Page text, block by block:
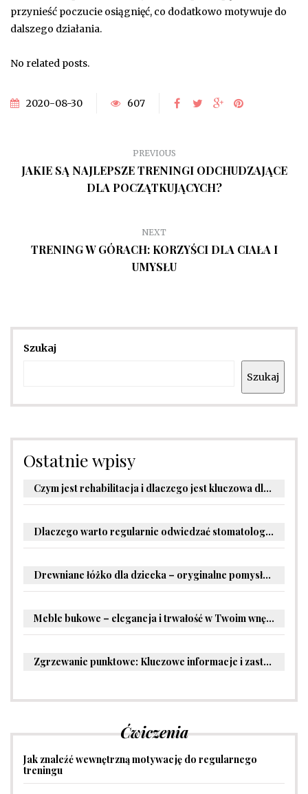
przynieść poczucie osiągnięć, co dodatkowo motywuje do
dalszego działania.
No related posts.
2020-08-30 607
PREVIOUS
JAKIE SĄ NAJLEPSZE TRENINGI ODCHUDZAJĄCE
DLA POCZĄTKUJĄCYCH?
NEXT
TRENING W GÓRACH: KORZYŚCI DLA CIAŁA I
UMYSŁU
Szukaj
Szukaj
Ostatnie wpisy
Czym jest rehabilitacja i dlaczego jest kluczowa dla powrotu do zdrowia?
Dlaczego warto regularnie odwiedzać stomatologa?
Drewniane łóżko dla dziecka – oryginalne pomysły na aranżację pokoju malucha
Meble bukowe – elegancja i trwałość w Twoim wnętrzu
Zgrzewanie punktowe: Kluczowe informacje i zastosowania w przemyśle
Ćwiczenia
Jak znaleźć wewnętrzną motywację do regularnego
treningu